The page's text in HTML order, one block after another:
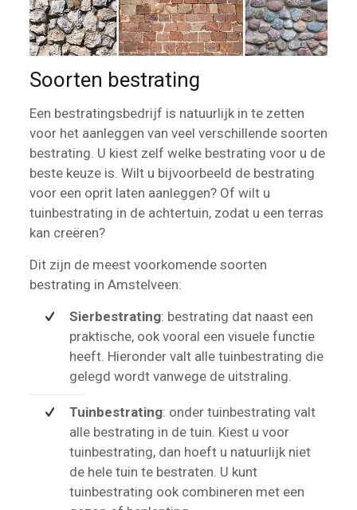
Soorten bestrating
Een bestratingsbedrijf is natuurlijk in te zetten
voor het aanleggen van veel verschillende soorten
bestrating. U kiest zelf welke bestrating voor u de
beste keuze is. Wilt u bijvoorbeeld de bestrating
voor een oprit laten aanleggen? Of wilt u
tuinbestrating in de achtertuin, zodat u een terras
kan creëren?
Dit zijn de meest voorkomende soorten
bestrating in Amstelveen:
Sierbestrating: bestrating dat naast een
praktische, ook vooral een visuele functie
heeft. Hieronder valt alle tuinbestrating die
gelegd wordt vanwege de uitstraling.
Tuinbestrating: onder tuinbestrating valt
alle bestrating in de tuin. Kiest u voor
tuinbestrating, dan hoeft u natuurlijk niet
de hele tuin te bestraten. U kunt
tuinbestrating ook combineren met een